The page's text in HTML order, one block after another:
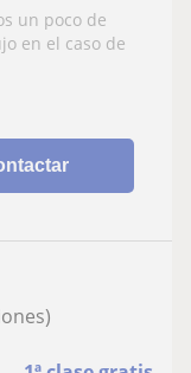
un poco de
en el caso de